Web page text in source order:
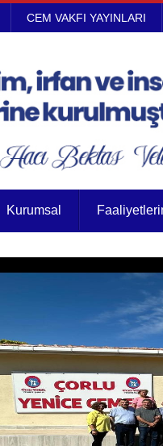
CEM VAKFI YAYINLARI
Kurumsal